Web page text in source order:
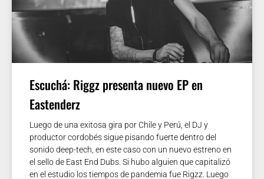
Escuchá: Riggz presenta nuevo EP en
Eastenderz
Luego de una exitosa gira por Chile y Perú, el DJ y
productor cordobés sigue pisando fuerte dentro del
sonido deep-tech, en este caso con un nuevo estreno en
el sello de East End Dubs. Si hubo alguien que capitalizó
en el estudio los tiempos de pandemia fue Rigzz. Luego